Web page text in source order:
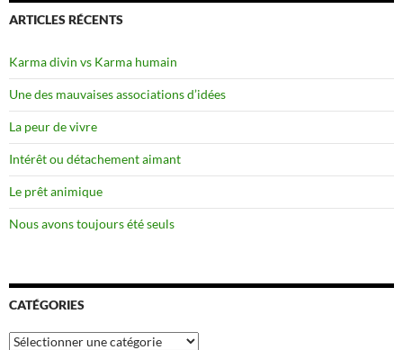
ARTICLES RÉCENTS
Karma divin vs Karma humain
Une des mauvaises associations d’idées
La peur de vivre
Intérêt ou détachement aimant
Le prêt animique
Nous avons toujours été seuls
CATÉGORIES
Catégories